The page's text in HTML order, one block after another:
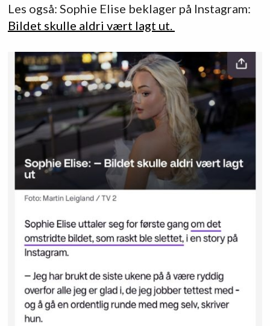
Les også: Sophie Elise beklager på Instagram:
Bildet skulle aldri vært lagt ut.